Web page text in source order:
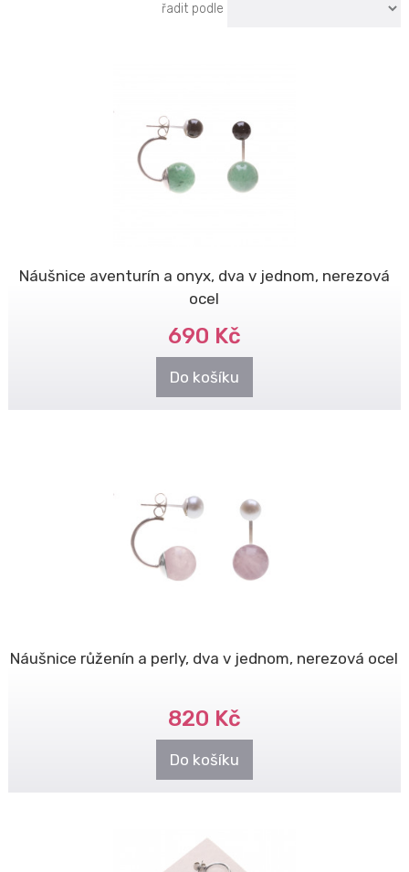
řadit podle
Náušnice aventurín a onyx, dva v jednom, nerezová
ocel
690 Kč
Do košíku
Náušnice růženín a perly, dva v jednom, nerezová ocel
820 Kč
Do košíku